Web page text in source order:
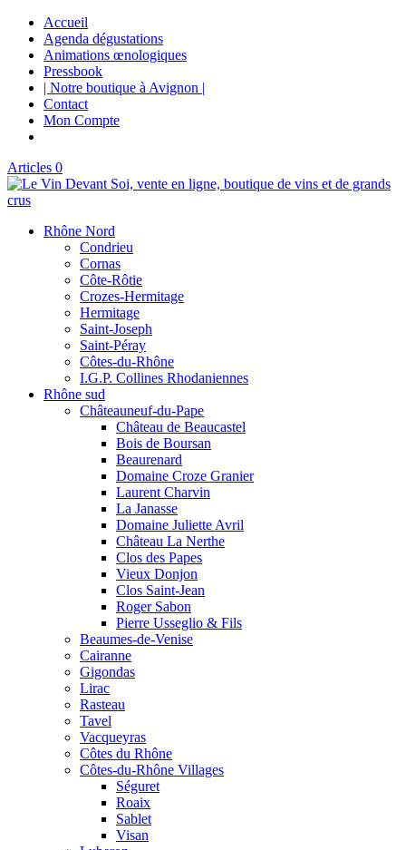
Accueil
Agenda dégustations
Animations œnologiques
Pressbook
| Notre boutique à Avignon |
Contact
Mon Compte
Articles 0
Rhône Nord
Condrieu
Cornas
Côte-Rôtie
Crozes-Hermitage
Hermitage
Saint-Joseph
Saint-Péray
Côtes-du-Rhône
I.G.P. Collines Rhodaniennes
Rhône sud
Châteauneuf-du-Pape
Château de Beaucastel
Bois de Boursan
Beaurenard
Domaine Croze Granier
Laurent Charvin
La Janasse
Domaine Juliette Avril
Château La Nerthe
Clos des Papes
Vieux Donjon
Clos Saint-Jean
Roger Sabon
Pierre Usseglio & Fils
Beaumes-de-Venise
Cairanne
Gigondas
Lirac
Rasteau
Tavel
Vacqueyras
Côtes du Rhône
Côtes-du-Rhône Villages
Séguret
Roaix
Sablet
Visan